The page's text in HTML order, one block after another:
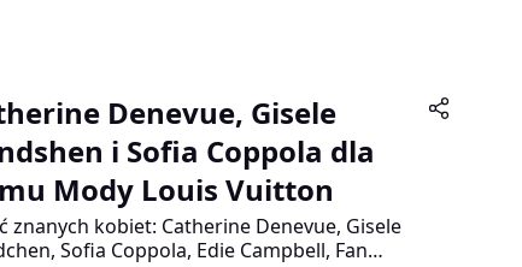
Denevue, Gisele
i Sofia Coppola dla
Mody Louis Vuitton
znanych kobiet: Catherine Denevue, Gisele
Sofia Coppola, Edie Campbell, Fan